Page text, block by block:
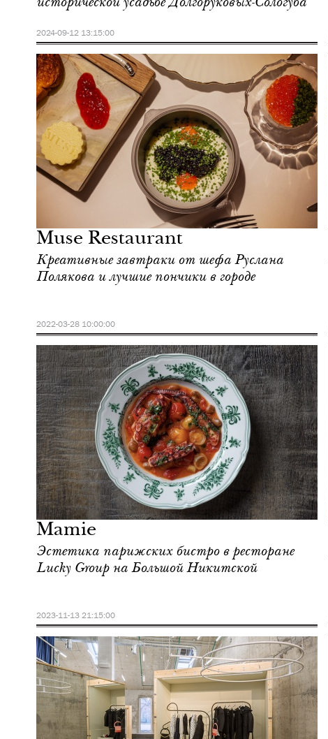
2024-09-12 13:15:00
Muse Restaurant
Креативные завтраки от шефа Руслана
Полякова и лучшие пончики в городе
2022-03-28 10:00:00
Mamie
Эстетика парижских бистро в ресторане
Lucky Group на Большой Никитской
2023-11-13 21:15:00
Культура
Москва